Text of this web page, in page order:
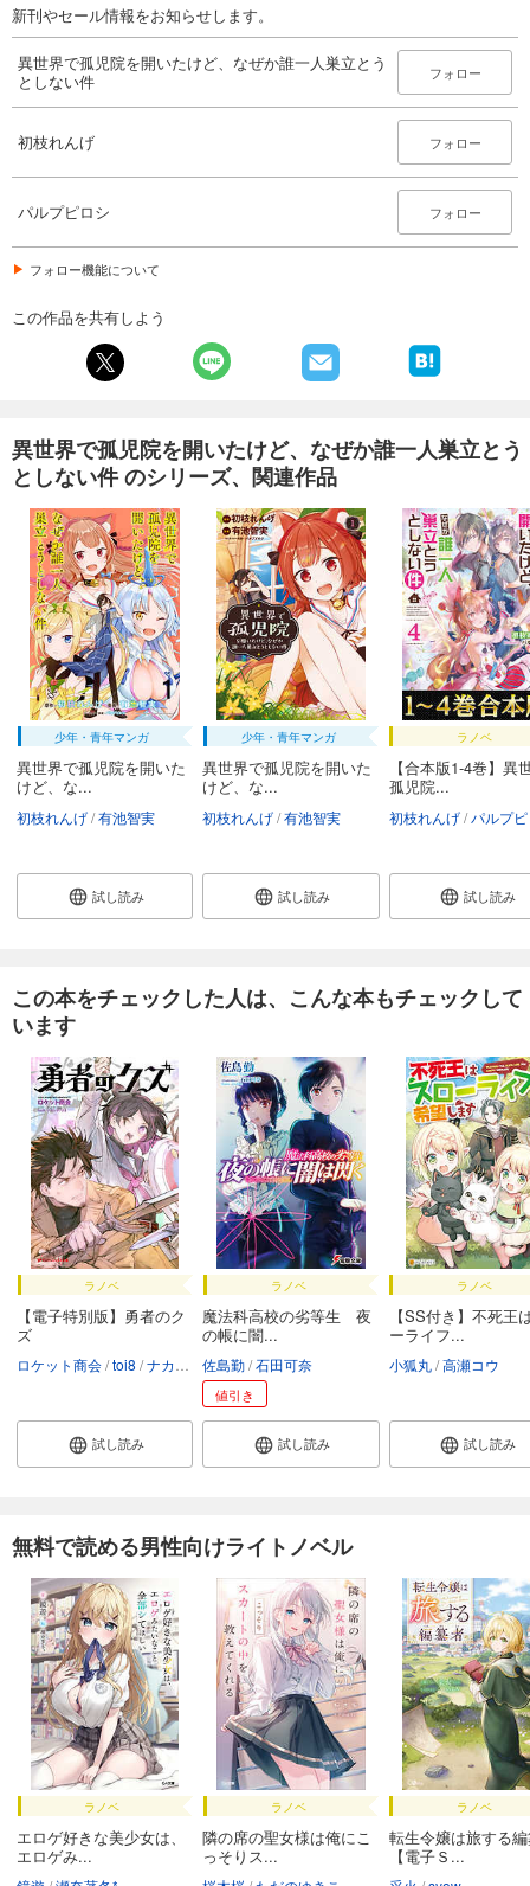
新刊やセール情報をお知らせします。
異世界で孤児院を開いたけど、なぜか誰一人巣立とう
としない件
フォロー
初枝れんげ フォロー
パルプピロシ フォロー
フォロー機能について
この作品を共有しよう
異世界で孤児院を開いたけど、なぜか誰一人巣立とう
としない件 のシリーズ、関連作品
少年・青年マンガ
異世界で孤児院を開いた
けど、な...
初枝れんげ 有池智実
試し読み
少年・青年マンガ
異世界で孤児院を開いた
けど、な...
初枝れんげ 有池智実
試し読み
ラノベ
【合本版1-4巻】異
孤児院...
初枝れんげ パルプ
試し読み
この本をチェックした人は、こんな本もチェックして
います
ラノベ
【電子特別版】勇者のク
ズ
ロケット商会 toi8 ナカシマ723
試し読み
ラノベ
魔法科高校の劣等生 夜
の帳に闇...
佐島勤 石田可奈
値引き
試し読み
ラノベ
【SS付き】不死王
ーライフ...
小狐丸 高瀬コウ
試し読み
無料で読める男性向けライトノベル
ラノベ
エロゲ好きな美少女は、
エロゲみ...
ラノベ
隣の席の聖女様は俺にこ
っそりス...
ラノベ
転生令嬢は旅する
【電子Ｓ...